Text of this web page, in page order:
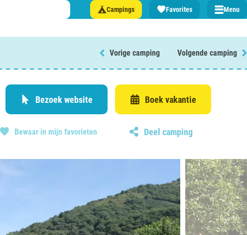
Campings Favorites Menu
Nederland
Begië
Luxemburg
Frankrijk
informatie over …
Vorige camping Volgende camping
Bezoek website Boek vakantie
Bewaar in mijn favorieten Deel camping